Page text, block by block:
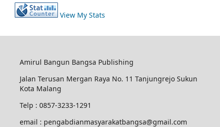
View My Stats
Amirul Bangun Bangsa Publishing
Jalan Terusan Mergan Raya No. 11 Tanjungrejo Sukun
Kota Malang
Telp : 0857-3233-1291
email : pengabdianmasyarakatbangsa@gmail.com